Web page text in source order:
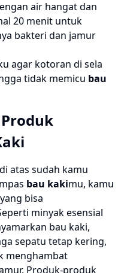
air hangat dan
20 menit untuk
bakteri dan jamur
agar kotoran di sela
tidak memicu bau
atas sudah kamu
bau kakimu, kamu
bisa
minyak esensial
bau kaki,
sepatu tetap kering,
menghambat
Produk-produk